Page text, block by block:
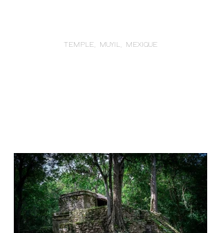
TEMPLE, MUYIL, MEXIQUE